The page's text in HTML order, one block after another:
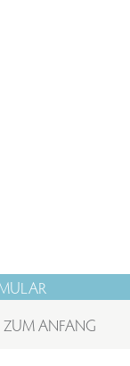
ZUM ANFANG